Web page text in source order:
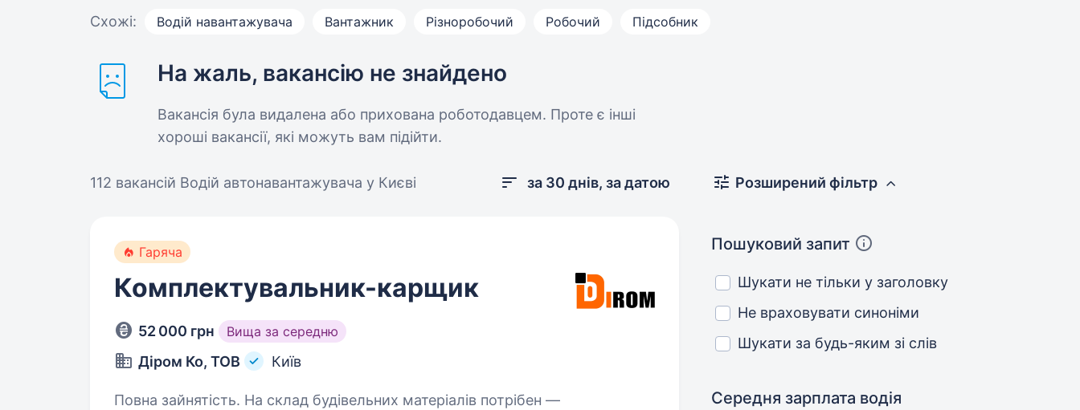
Схожі: Водій навантажувача Вантажник Різноробочий Робочий Підсобник
На жаль, вакансію не знайдено
Вакансія була видалена або прихована роботодавцем. Проте є інші
хороші вакансії, які можуть вам підійти.
112 вакансій Водій автонавантажувача у Києві за 30 днів, за датою
Гаряча
Комплектувальник-карщик
52 000 грн Вища за середню
Діром Ко, ТОВ Київ
Повна зайнятість. На склад будівельних матеріалів потрібен —
Розширений фільтр
Пошуковий запит
Шукати не тільки у заголовку
Не враховувати синоніми
Шукати за будь-яким зі слів
Середня зарплата водія